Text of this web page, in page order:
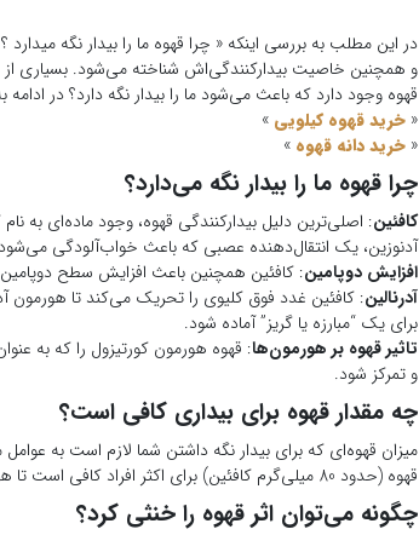
در این مطلب به بررسی اینکه « چرا قهوه ما را بیدار نگه
و همچنین خاصیت بیدارکنندگی‌اش شناخته می‌شود. بسیاری از
قهوه وجود دارد که باعث می‌شود ما را بیدار نگه دارد؟ در
« خرید قهوه کیلویی »
« خرید دانه قهوه »
چرا قهوه ما را بیدار نگه می‌دارد؟
کافئین: اصلی‌ترین دلیل بیدارکنندگی قهوه، وجود ماده‌ای
آدنوزین، یک انتقال‌دهنده عصبی که باعث خواب‌آلودگی
افزایش دوپامین: کافئین همچنین باعث افزایش سطح
آدرنالین: کافئین غدد فوق کلیوی را تحریک می‌کند تا هورمون
برای یک “مبارزه یا گریز” آماده شود.
تاثیر قهوه بر هورمون‌ها: قهوه هورمون کورتیزول را که به
و تمرکز شود.
چه مقدار قهوه برای بیداری کافی است؟
میزان قهوه‌ای که برای بیدار نگه داشتن شما لازم است به
قهوه (حدود 80 میلی‌گرم کافئین) برای اکثر افراد کافی است تا هوشیاری و تمرکز آنها را برای چند ساعت افزایش دهد.
چگونه می‌توان اثر قهوه را خنثی کرد؟